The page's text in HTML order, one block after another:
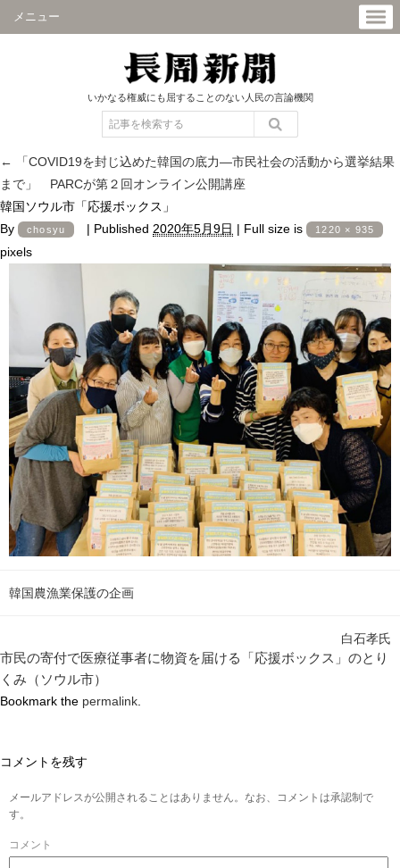
メニュー
いかなる権威にも屈することのない人民の言論機関
←
「COVID19を封じ込めた韓国の底力―市民社会の活動から選挙結果
まで」 PARCが第２回オンライン公開講座
韓国ソウル市「応援ボックス」
By
chosyu | Published 2020年5月9日 | Full size is 1220 × 935
pixels
韓国農漁業保護の企画
白石孝氏
市民の寄付で医療従事者に物資を届ける「応援ボックス」のとり
くみ（ソウル市）
Bookmark the permalink
コメントを残す
メールアドレスが公開されることはありません。なお、コメントは承認制で
す。
コメント